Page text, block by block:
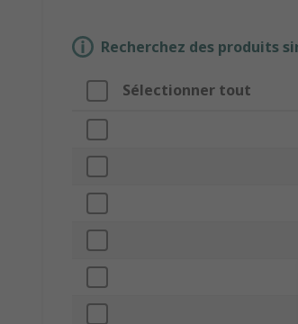
Recherchez des produits
Sélectionner tout